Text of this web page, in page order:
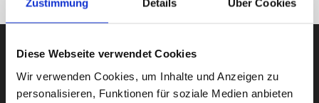
Zustimmung Details Über Cookies
Diese Webseite verwendet Cookies
Wir verwenden Cookies, um Inhalte und Anzeigen zu
personalisieren, Funktionen für soziale Medien anbieten
AUBII GMBH